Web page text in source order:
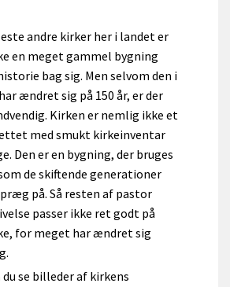
andre kirker her i landet er
en meget gammel bygning
bag sig. Men selvom den i
ændret sig på 150 år, er der
Kirken er nemlig ikke et
med smukt kirkeinventar
Den er en bygning, der bruges
de skiftende generationer
på. Så resten af pastor
passer ikke ret godt på
for meget har ændret sig
se billeder af kirkens